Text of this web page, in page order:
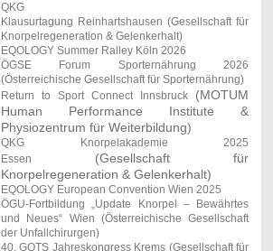
QKG
Klausurtagung Reinhartshausen(Gesellschaft für
Knorpelregeneration & Gelenkerhalt)
EQOLOGY Summer Ralley Köln 2026
ÖGSE Forum Sporternährung 2026
(Österreichische Gesellschaft für Sporternährung)
Return to Sport Connect Innsbruck (MOTUM
Human Performance Institute &
Physiozentrum für Weiterbildung)
QKG Knorpelakademie 2025
Essen
(Gesellschaft für
Knorpelregeneration & Gelenkerhalt)
EQOLOGY European Convention Wien 2025
ÖGU-Fortbildung „Update Knorpel – Bewährtes
und Neues“ Wien (Österreichische Gesellschaft
der Unfallchirurgen)
40. GOTS Jahreskongress Krems (Gesellschaft für